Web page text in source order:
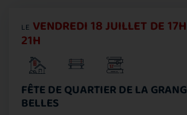
LE VENDREDI 18 JUILLET DE
21H
FÊTE DE QUARTIER DE LA
BELLES